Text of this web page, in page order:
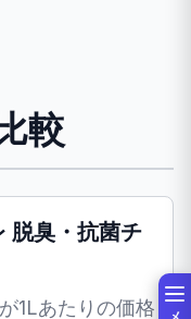
較
脱臭・抗菌チ
1Lあたりの価格